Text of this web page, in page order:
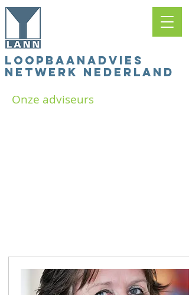
LOOPBAANADVIES
NETWERK NEDERLAND
Onze adviseurs